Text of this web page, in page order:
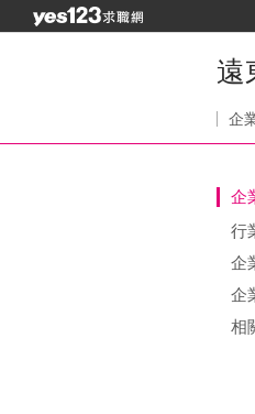
遠
企
企
行
企
企
相